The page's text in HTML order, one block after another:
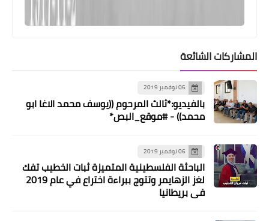
المشاركات الشائعة
06 نوفمبر 2019
بالفيديو:*ثالث المرحوم ((يوسف محمد الاغا ابو
محمد)) - #موقع_البص*
06 نوفمبر 2019
الباحثة الفلسطينية المتميزة ثبات الخطيب تفك
لغز الزهايمر وتتوج ببراءة اختراع في عام 2019
في بريطانيا